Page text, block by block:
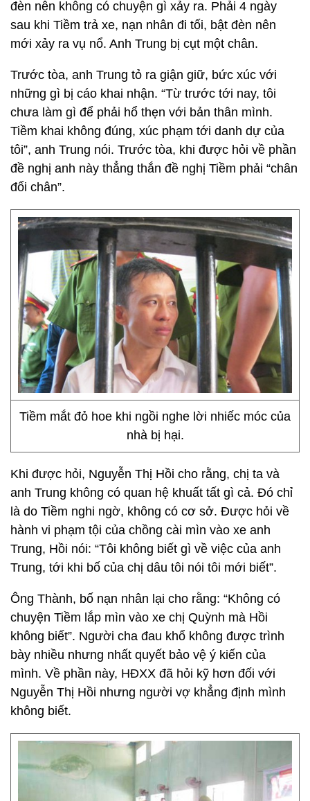
đèn nên không có chuyện gì xảy ra. Phải 4 ngày
sau khi Tiềm trả xe, nạn nhân đi tối, bật đèn nên
mới xảy ra vụ nổ. Anh Trung bị cụt một chân.
Trước tòa, anh Trung tỏ ra giận giữ, bức xúc với
những gì bị cáo khai nhận. “Từ trước tới nay, tôi
chưa làm gì để phải hổ thẹn với bản thân mình.
Tiềm khai không đúng, xúc phạm tới danh dự của
tôi”, anh Trung nói. Trước tòa, khi được hỏi về phần
đề nghị anh này thẳng thắn đề nghị Tiềm phải “chân
đổi chân”.
Tiềm mắt đỏ hoe khi ngồi nghe lời nhiếc móc của
nhà bị hại.
Khi được hỏi, Nguyễn Thị Hồi cho rằng, chị ta và
anh Trung không có quan hệ khuất tất gì cả. Đó chỉ
là do Tiềm nghi ngờ, không có cơ sở. Được hỏi về
hành vi phạm tội của chồng cài mìn vào xe anh
Trung, Hồi nói: “Tôi không biết gì về việc của anh
Trung, tới khi bố của chị dâu tôi nói tôi mới biết”.
Ông Thành, bố nạn nhân lại cho rằng: “Không có
chuyện Tiềm lắp mìn vào xe chị Quỳnh mà Hồi
không biết”. Người cha đau khổ không được trình
bày nhiều nhưng nhất quyết bảo vệ ý kiến của
mình. Về phần này, HĐXX đã hỏi kỹ hơn đối với
Nguyễn Thị Hồi nhưng người vợ khẳng định mình
không biết.